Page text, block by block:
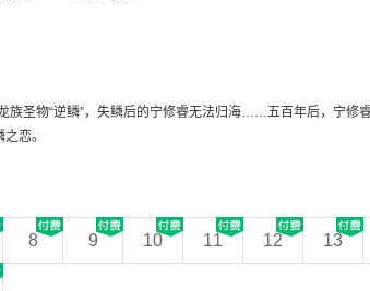
族圣物“逆鳞”，失鳞后的宁修睿无法归海……五百年后，宁修
恋。
8 9 10 11 12 13